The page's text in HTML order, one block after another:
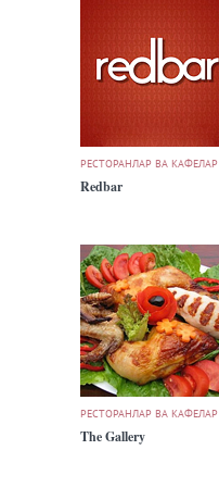
РЕСТОРАНЛАР ВА КАФЕЛАР
Redbar
РЕСТОРАНЛАР ВА КАФЕЛАР
The Gallery